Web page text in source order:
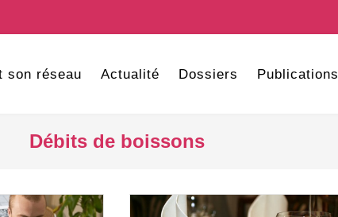
son réseau Actualité Dossiers Publications
Débits de boissons